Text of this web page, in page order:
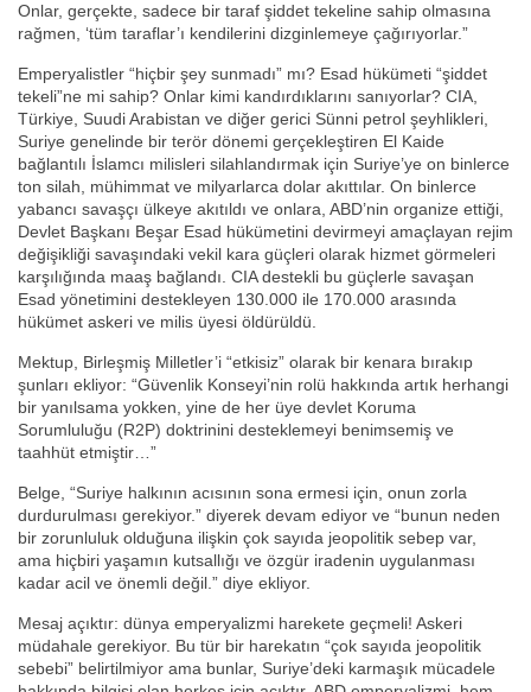
Onlar, gerçekte, sadece bir taraf şiddet tekeline sahip olmasına
rağmen, ‘tüm taraflar’ı kendilerini dizginlemeye çağırıyorlar.”
Emperyalistler “hiçbir şey sunmadı” mı? Esad hükümeti “şiddet
tekeli”ne mi sahip? Onlar kimi kandırdıklarını sanıyorlar? CIA,
Türkiye, Suudi Arabistan ve diğer gerici Sünni petrol şeyhlikleri,
Suriye genelinde bir terör dönemi gerçekleştiren El Kaide
bağlantılı İslamcı milisleri silahlandırmak için Suriye’ye on binlerce
ton silah, mühimmat ve milyarlarca dolar akıttılar. On binlerce
yabancı savaşçı ülkeye akıtıldı ve onlara, ABD’nin organize ettiği,
Devlet Başkanı Beşar Esad hükümetini devirmeyi amaçlayan rejim
değişikliği savaşındaki vekil kara güçleri olarak hizmet görmeleri
karşılığında maaş bağlandı. CIA destekli bu güçlerle savaşan
Esad yönetimini destekleyen 130.000 ile 170.000 arasında
hükümet askeri ve milis üyesi öldürüldü.
Mektup, Birleşmiş Milletler’i “etkisiz” olarak bir kenara bırakıp
şunları ekliyor: “Güvenlik Konseyi’nin rolü hakkında artık herhangi
bir yanılsama yokken, yine de her üye devlet Koruma
Sorumluluğu (R2P) doktrinini desteklemeyi benimsemiş ve
taahhüt etmiştir…”
Belge, “Suriye halkının acısının sona ermesi için, onun zorla
durdurulması gerekiyor.” diyerek devam ediyor ve “bunun neden
bir zorunluluk olduğuna ilişkin çok sayıda jeopolitik sebep var,
ama hiçbiri yaşamın kutsallığı ve özgür iradenin uygulanması
kadar acil ve önemli değil.” diye ekliyor.
Mesaj açıktır: dünya emperyalizmi harekete geçmeli! Askeri
müdahale gerekiyor. Bu tür bir harekatın “çok sayıda jeopolitik
sebebi” belirtilmiyor ama bunlar, Suriye’deki karmaşık mücadele